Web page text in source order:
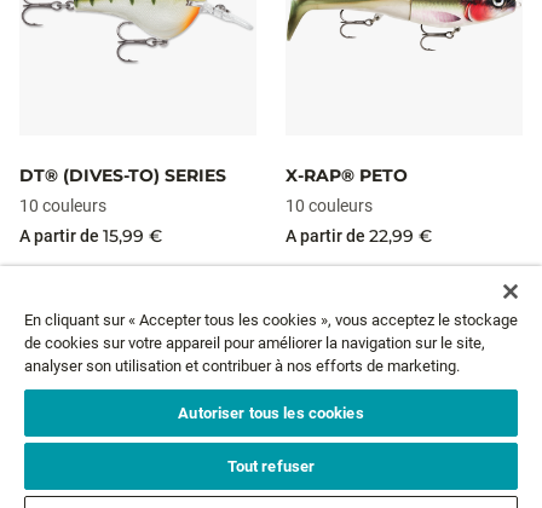
DT® (DIVES-TO) SERIES
10 couleurs
A partir de 15,99 €
X-RAP® PETO
10 couleurs
A partir de 22,99 €
NEWSLETTER
Email* ABONNEZ-VOUS
En cliquant sur « Accepter tous les cookies », vous acceptez le stockage
de cookies sur votre appareil pour améliorer la navigation sur le site,
analyser son utilisation et contribuer à nos efforts de marketing.
Autoriser tous les cookies
Tout refuser